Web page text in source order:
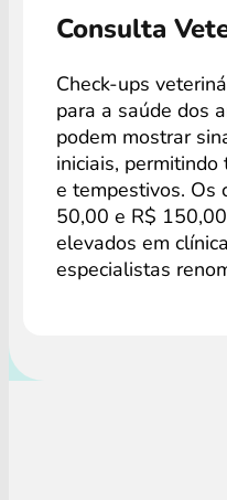
Consulta
Check-ups
para a saúde dos
podem mostrar
iniciais,
e tempestivos. Os
50,00 e R$
elevados em
especialistas